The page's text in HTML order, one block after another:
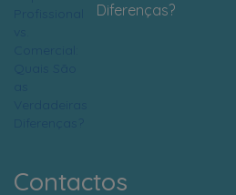
Diferenças?
Contactos